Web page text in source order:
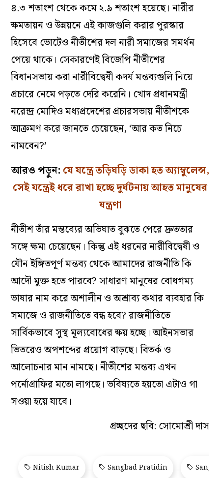
৪.৩ শতাংশ থেকে কমে ২.৯ শতাংশ হয়েছে। নারীর
ক্ষমতায়ন ও উন্নয়নে এই কাজগুলি করার পুরস্কার
হিসেবে ভোটেও নীতীশের দল নারী সমাজের সমর্থন
পেয়ে থাকে। সেকারণেই বিজেপি নীতীশের
বিধানসভায় করা নারীবিদ্বেষী কদর্য মন্তব‌্যগুলি নিয়ে
প্রচারে নেমে পড়তে দেরি করেনি। খোদ প্রধানমন্ত্রী
নরেন্দ্র মোদিও মধ‌্যপ্রদেশের প্রচারসভায় নীতীশকে
আক্রমণ করে জানতে চেয়েছেন, ‘আর কত নিচে
নামবেন?’
আরও পড়ুন: যে যন্ত্রে তড়িঘড়ি ডাকা হত অ্যাম্বুলেন্স,
সেই যন্ত্রেই ধরে রাখা হচ্ছে দুর্ঘটনায় আহত মানুষের
যন্ত্রণা
নীতীশ তাঁর মন্তব্যের অভিঘাত বুঝতে পেরে দ্রুততার
সঙ্গে ক্ষমা চেয়েছেন। কিন্তু এই ধরনের নারীবিদ্বেষী ও
যৌন ইঙ্গিতপূর্ণ মন্তব‌্য থেকে আমাদের রাজনীতি কি
আদৌ মুক্ত হতে পারবে? সাধারণ মানুষের বোধগম‌্য
ভাষার নাম করে অশালীন ও অশ্রাব‌্য কথার ব‌্যবহার কি
সমাজে ও রাজনীতিতে বন্ধ হবে? রাজনীতিতে
সার্বিকভাবে সুস্থ মূল‌্যবোধের ক্ষয় হচ্ছে। আইনসভার
ভিতরেও অপশব্দের প্রয়োগ বাড়ছে। বিতর্ক ও
আলোচনার মান নামছে। নীতীশের মন্তব‌্য এখন
পর্নোগ্রাফির মতো লাগছে। ভবিষ‌্যতে হয়তো এটাও গা
সওয়া হয়ে যাবে।
প্রচ্ছদের ছবি: সোমোশ্রী দাস
Nitish Kumar Sangbad Pratidin